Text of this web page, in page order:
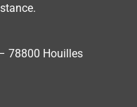
78800 Houilles